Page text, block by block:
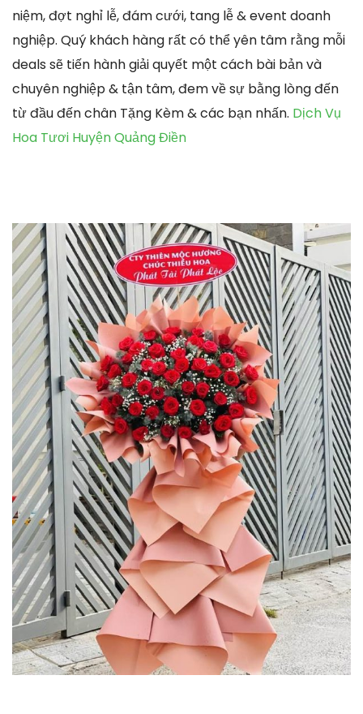
niệm, đợt nghỉ lễ, đám cưới, tang lễ & event doanh
nghiệp. Quý khách hàng rất có thể yên tâm rằng mỗi
deals sẽ tiến hành giải quyết một cách bài bản và
chuyên nghiệp & tận tâm, đem về sự bằng lòng đến
từ đầu đến chân Tặng Kèm & các bạn nhấn. Dịch Vụ
Hoa Tươi Huyện Quảng Điền